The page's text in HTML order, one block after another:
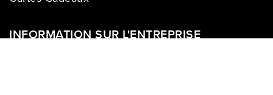
INFORMATION SUR L'ENTREPRISE